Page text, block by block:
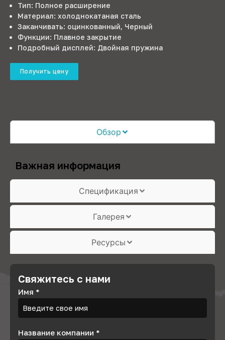
Тип: Полное расширение
Материал: холоднокатаная сталь
Заканчивать: оцинкованный, Черный
Функции: Плавное закрытие
Подробный дисплей: Двойная пружина
Получить цену
Обзор
Спецификация
Галерея
Ресурсы
Важная информация
Свяжитесь с нами
Имя *
Название компании *